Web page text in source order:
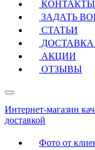
КОНТАКТЫ
ЗАДАТЬ
СТАТЬИ
АКЦИИ
ОТЗЫВЫ
Интернет-магазин
доставкой
Фото от